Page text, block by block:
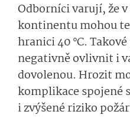
Odborníci varují, že
kontinentu mohou
hranici 40 °C.
negativně ovlivnit i
dovolenou. Hrozit
komplikace spojené
i zvýšené riziko